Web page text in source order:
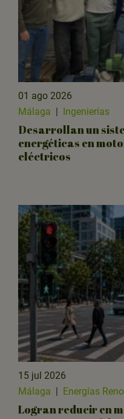
01 ago 2026
Málaga | Ingenierías
Desarrollan un
energéticas en
eléctricos
15 jul 2026
Málaga
Energías
Logran reducir en